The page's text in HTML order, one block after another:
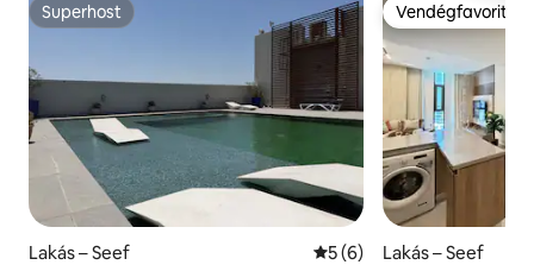
Superhost
Superhost
Lakás – Seef Átlagos értékelés: 5/5, 6
5 (6)
Vendégfavorit
Vendégfavorit
Lakás – Seef